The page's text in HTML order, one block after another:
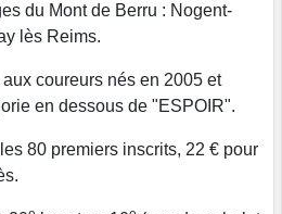
du Mont de Berru : Nogent-
lès Reims.
coureurs nés en 2005 et
en dessous de "ESPOIR".
80 premiers inscrits, 22 € pour